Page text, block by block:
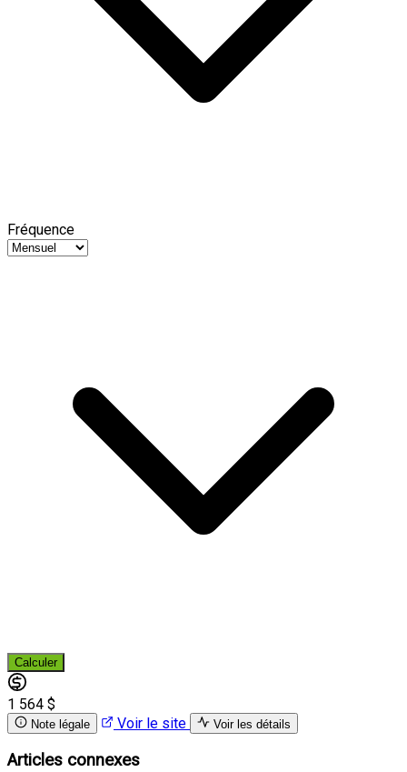
Fréquence
Calculer
1 564 $
Note légale Voir le site Voir les détails
Articles connexes